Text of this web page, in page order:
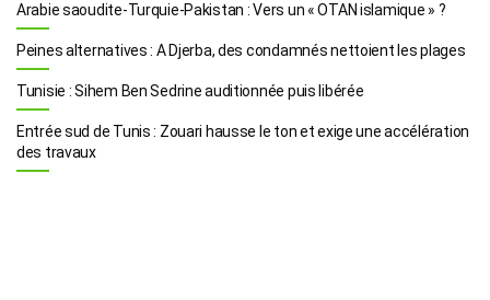
Arabie saoudite-Turquie-Pakistan : Vers un « OTAN islamique » ?
Peines alternatives : A Djerba, des condamnés nettoient les plages
Tunisie : Sihem Ben Sedrine auditionnée puis libérée
Entrée sud de Tunis : Zouari hausse le ton et exige une accélération
des travaux